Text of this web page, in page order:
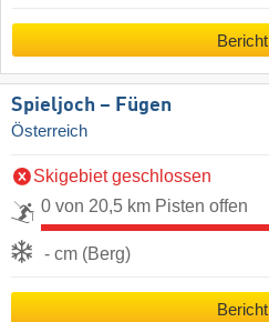
Bericht
Spieljoch – Fügen
Österreich
Skigebiet geschlossen
0 von 20,5 km Pisten offen
- cm (Berg)
Bericht